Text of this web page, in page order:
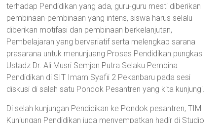
terhadap Pendidikan yang ada, guru-guru mesti diberikan
pembinaan-pembinaan yang intens, siswa harus selalu
diberikan motifasi dan pembinaan berkelanjutan,
Pembelajaran yang bervariatif serta melengkap sarana
prasarana untuk menunjuang Proses Pendidikan pungkas
Ustadz Dr. Ali Musri Semjan Putra Selaku Pembina
Pendidikan di SIT Imam Syafii 2 Pekanbaru pada sesi
diskusi di salah satu Pondok Pesantren yang kita kunjungi.
Di selah kunjungan Pendidikan ke Pondok pesantren, TIM
Kunjungan Pendidikan juga menyempatkan hadir di Studio